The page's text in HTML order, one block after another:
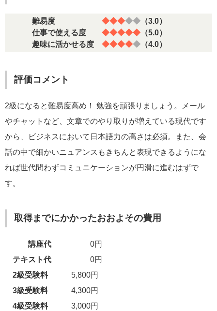
難易度 ◆◆◆◆◆ （3.0）
仕事で使える度 ◆◆◆◆◆ （5.0）
趣味に活かせる度 ◆◆◆◆◆ （4.0）
評価コメント
2級になると難易度高め！ 勉強を頑張りましょう。メール
やチャットなど、文章でのやり取りが増えている現代です
から、ビジネスにおいて日本語力の高さは必須。また、会
話の中で細かいニュアンスもきちんと表現できるようにな
れば世代問わずコミュニケーションが円滑に進むはずで
す。
取得までにかかったおおよその費用
講座代 0円
テキスト代 0円
2級受験料5,800円
3級受験料4,300円
4級受験料3,000円